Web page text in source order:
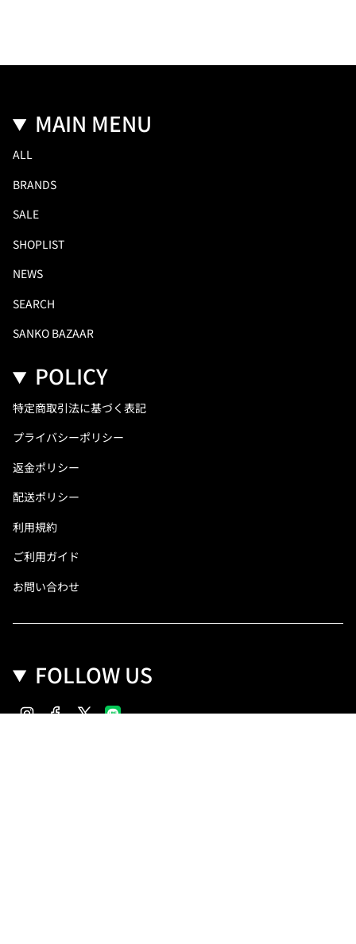
MAIN MENU
ALL
BRANDS
SALE
SHOPLIST
NEWS
SEARCH
SANKO BAZAAR
POLICY
特定商取引法に基づく表記
プライバシーポリシー
返金ポリシー
配送ポリシー
利用規約
ご利用ガイド
お問い合わせ
FOLLOW US
InstagramFacebook
Twitter